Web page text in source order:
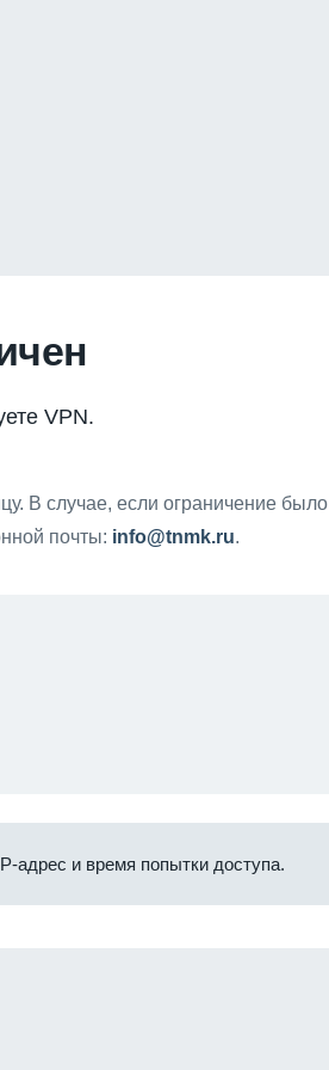
VPN.
В случае, если ограничение было
почты: info@tnmk.ru.
адрес и время попытки доступа.